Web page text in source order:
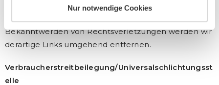
Nur notwendige Cookies
Seiten ist jedoch ohne konkrete Anhaltspunkte einer
Bekanntwerden von Rechtsverletzungen werden wir
derartige Links umgehend entfernen.
Verbraucherstreitbeilegung/Universalschlichtungsst
elle